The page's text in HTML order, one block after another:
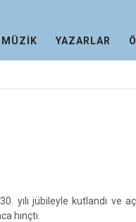
MÜZİK YAZARLAR
yılı jübileyle kutlandı ve
hınçtı.